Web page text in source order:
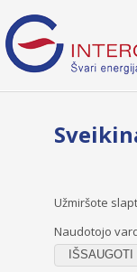
Užmiršote
Naudotojo